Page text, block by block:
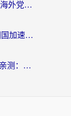
从美国用什么VPN访问国内？3年海外党亲测：选对工具才能无缝刷B站、看腾讯视频
在比利时深夜刷不到B站？这份回国加速器避坑指南请收好
Malus和柠檬鲸好用吗？海外华人亲测：回国加速器怎么选才不踩坑？